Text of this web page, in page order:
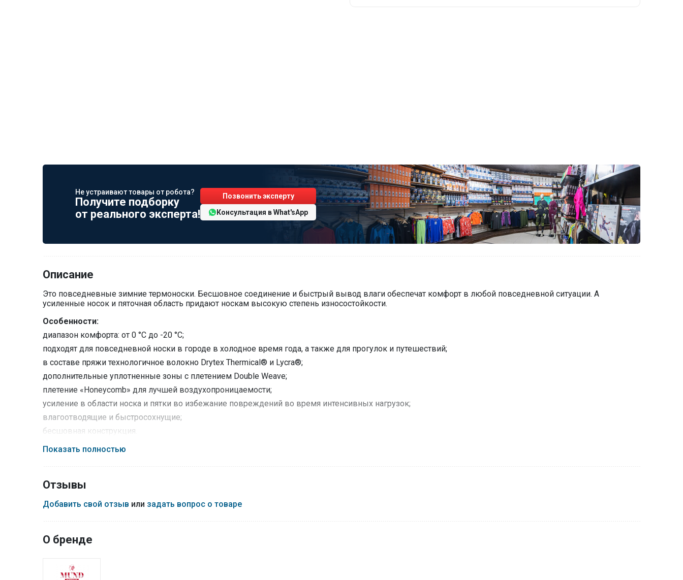
Не устраивают товары от робота?
Получите подборку
от реального эксперта!
Позвонить эксперту
Консультация вWhat'sApp
Описание
Это повседневные зимние термоноски. Бесшовное соединение и быстрый вывод влаги обеспечат комфорт в любой повседневной ситуации. А
усиленные носок и пяточная область придают носкам высокую степень износостойкости.
Особенности:
диапазон комфорта: от 0 °С до -20 °С;
подходят для повседневной носки в городе в холодное время года, а также для прогулок и путешествий;
в составе пряжи технологичное волокно Drytex Thermical® и Lycra®;
дополнительные уплотненные зоны с плетением Double Weave;
плетение «Honeycomb» для лучшей воздухопроницаемости;
усиление в области носка и пятки во избежание повреждений во время интенсивных нагрузок;
влагоотводящие и быстросохнущие;
бесшовная конструкция.
ВолокноDrytex Thermical®
Технология
Уход:
Не применять отжим и сушку в центрифуге.
Показать полностью
Отзывы
Добавить свой отзыв или задать вопрос о товаре
О бренде